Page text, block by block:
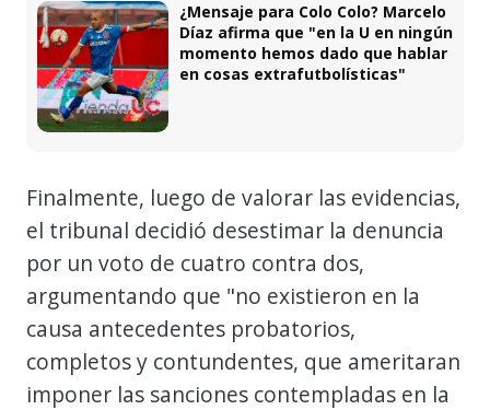
¿Mensaje para Colo Colo? Marcelo
Díaz afirma que "en la U en ningún
momento hemos dado que hablar
en cosas extrafutbolísticas"
Finalmente, luego de valorar las evidencias,
el tribunal decidió desestimar la denuncia
por un voto de cuatro contra dos,
argumentando que "no existieron en la
causa antecedentes probatorios,
completos y contundentes, que ameritaran
imponer las sanciones contempladas en la